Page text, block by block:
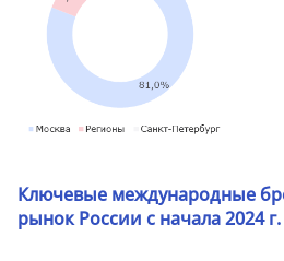
Ключевые международные
рынок России с начала 2024 г.